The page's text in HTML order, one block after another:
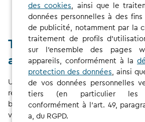
Trouver la borne de
adaptée
Utilisez la carte CHARGE NOW pour
recharge à proximité de l'endroit où
bien à destination. Les filtres vous
votre recherche en fonction des types
des cookies , ainsi que le
données personnelles à des
de publicité, notamment par la
traitement de profils
sur l'ensemble des pages
appareils, conformément à la
protection des données , ainsi
de vos données personnelles
tiers (en particulier les
conformément à l'art. 49,
a, du RGPD.